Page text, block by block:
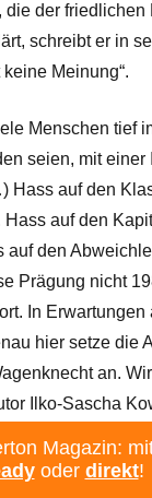
die der friedlichen
schreibt er in
Meinung“.
Menschen tief
seien, mit einer
Hass auf den
auf den
den
Prägung nicht
In
hier setze die
an.
Ilko-Sascha
Magazin:
oder direkt!